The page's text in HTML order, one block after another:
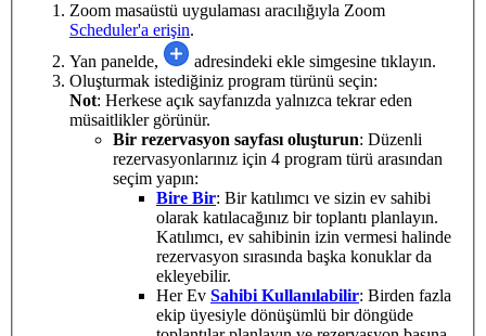
Zoom masaüstü uygulaması aracılığıyla Zoom
Scheduler'a erişin.
Yan panelde,
adresindeki ekle simgesine tıklayın.
Oluşturmak istediğiniz program türünü seçin:
Not: Herkese açık sayfanızda yalnızca tekrar eden
müsaitlikler görünür.
Bir rezervasyon sayfası oluşturun: Düzenli
rezervasyonlarınız için 4 program türü arasından
seçim yapın:
Bire Bir: Bir katılımcı ve sizin ev sahibi
olarak katılacağınız bir toplantı planlayın.
Katılımcı, ev sahibinin izin vermesi halinde
rezervasyon sırasında başka konuklar da
ekleyebilir.
Her Ev Sahibi Kullanılabilir: Birden fazla
ekip üyesiyle dönüşümlü bir döngüde